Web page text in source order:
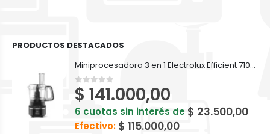
PRODUCTOS DESTACADOS
Miniprocesadora 3 en 1 Electrolux Efficient 710ml EFP500
0out of 5
$ 141.000,00
6 cuotas sin interés de $ 23.500,00
Efectivo: $ 115.000,00